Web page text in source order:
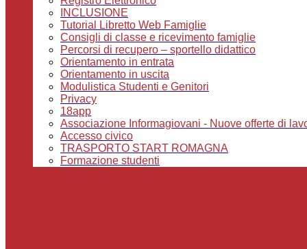
INCLUSIONE
Tutorial Libretto Web Famiglie
Consigli di classe e ricevimento famiglie
Percorsi di recupero – sportello didattico
Orientamento in entrata
Orientamento in uscita
Modulistica Studenti e Genitori
Privacy
18app
Associazione Informagiovani - Nuove offerte di
Accesso civico
TRASPORTO START ROMAGNA
Formazione studenti